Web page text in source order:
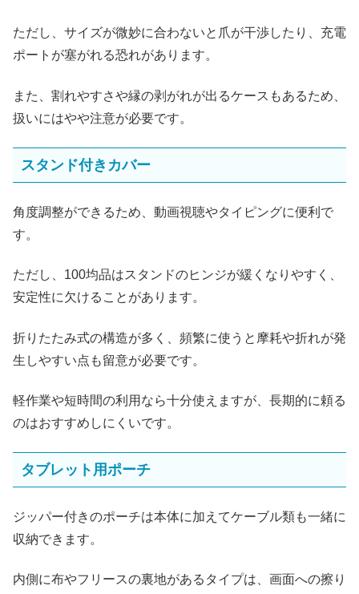
ただし、サイズが微妙に合わないと爪が干渉したり、充電
ポートが塞がれる恐れがあります。
また、割れやすさや縁の剥がれが出るケースもあるため、
扱いにはやや注意が必要です。
スタンド付きカバー
角度調整ができるため、動画視聴やタイピングに便利で
す。
ただし、100均品はスタンドのヒンジが緩くなりやすく、
安定性に欠けることがあります。
折りたたみ式の構造が多く、頻繁に使うと摩耗や折れが発
生しやすい点も留意が必要です。
軽作業や短時間の利用なら十分使えますが、長期的に頼る
のはおすすめしにくいです。
タブレット用ポーチ
ジッパー付きのポーチは本体に加えてケーブル類も一緒に
収納できます。
内側に布やフリースの裏地があるタイプは、画面への擦り